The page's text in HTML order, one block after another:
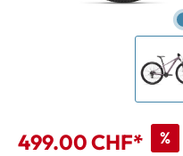
499.00 CHF* %